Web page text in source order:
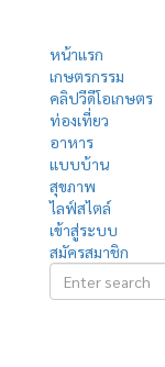
หน้าแรก
เกษตรกรรม
คลิปวีดีโอเกษตร
ท่องเที่ยว
อาหาร
แบบบ้าน
สุขภาพ
ไลฟ์สไตล์
เข้าสู่ระบบ
สมัครสมาชิก